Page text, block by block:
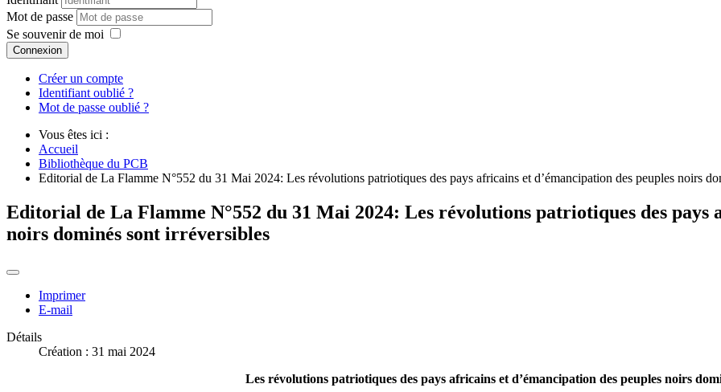
Mot de passe
Se souvenir de moi
Connexion
Créer un compte
Identifiant oublié ?
Mot de passe oublié ?
Vous êtes ici :
Accueil
Bibliothèque du PCB
Editorial de La Flamme N°552 du 31 Mai 2024: Les révolutions patriotiques des pays africains et d’émancipation des peuples noirs
Editorial de La Flamme N°552 du 31 Mai 2024: Les révolutions patriotiques des pays
noirs dominés sont irréversibles
Imprimer
E-mail
Détails
Création : 31 mai 2024
Les révolutions patriotiques des pays africains et d’émancipation des peuples noirs